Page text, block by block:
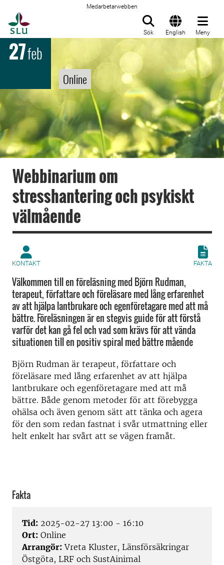
Medarbetarwebben
Sök English Meny
27feb
Online
Webbinarium om
stresshantering och psykiskt
välmående
KONTAKT FAKTA
Välkommen till en föreläsning med Björn Rudman,
terapeut, författare och föreläsare med lång erfarenhet
av att hjälpa lantbrukare och egenföretagare med att må
bättre. Föreläsningen är en stegvis guide för att förstå
varför det kan gå fel och vad som krävs för att vända
situationen till en positiv spiral med bättre mående
Björn Rudman är terapeut, författare och
föreläsare med lång erfarenhet av att hjälpa
lantbrukare och egenföretagare med att må
bättre. Både genom metoder för att förebygga
ohälsa och även genom sätt att tänka och agera
för den som redan fastnat i svår utmattning eller
helt enkelt har svårt att se vägen framåt.
Fakta
Tid: 2025-02-27 13:00 - 16:10
Ort: Online
Arrangör: Vreta Kluster, Länsförsäkringar
Östgöta, LRF och SustAinimal